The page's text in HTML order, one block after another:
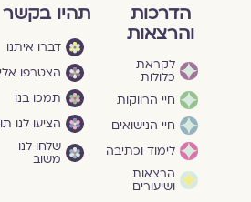
הדרכות
והרצאות
לקראת
כלולות
חיי הרווקות
חיי הנישואים
לימוד וכתיבה
הרצאות
ושיעורים
תהיו בקשר
דברו איתנו
הצטרפו אלינו
תמכו בנו
הציעו לנו תוכן
שלחו לנו
משוב